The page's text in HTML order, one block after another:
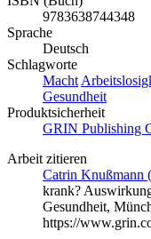
9783638744348
Sprache
Deutsch
Schlagworte
Macht
Gesundheit
Produktsicherheit
GRIN Publishing
Arbeit zitieren
Catrin Knußmann
krank?
Gesundheit,
https://